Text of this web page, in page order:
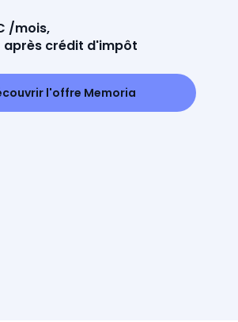
/mois,
après crédit d'impôt
l'offre Memoria